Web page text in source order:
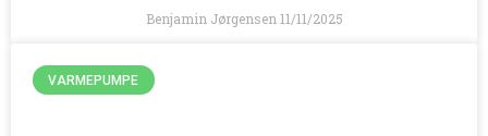
Benjamin Jørgensen11/11/2025
VARMEPUMPE